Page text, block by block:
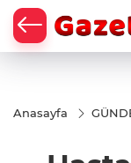
Anasayfa